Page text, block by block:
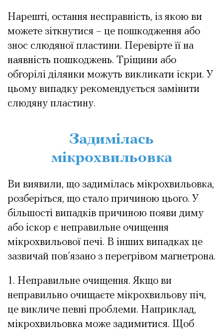
Нарешті, остання несправність, із якою ви
можете зіткнутися – це пошкодження або
знос слюдяної пластини. Перевірте її на
наявність пошкоджень. Тріщини або
обгорілі ділянки можуть викликати іскри. У
цьому випадку рекомендується замінити
слюдяну пластину.
Задимілась
мікрохвильовка
Ви виявили, що задимілась мікрохвильовка,
розберіться, що стало причиною цього. У
більшості випадків причиною появи диму
або іскор є неправильне очищення
мікрохвильової печі. В інших випадках це
зазвичай пов’язано з перегрівом магнетрона.
1. Неправильне очищення. Якщо ви
неправильно очищаєте мікрохвильову піч,
це викличе певні проблеми. Наприклад,
мікрохвильовка може задимитися. Щоб